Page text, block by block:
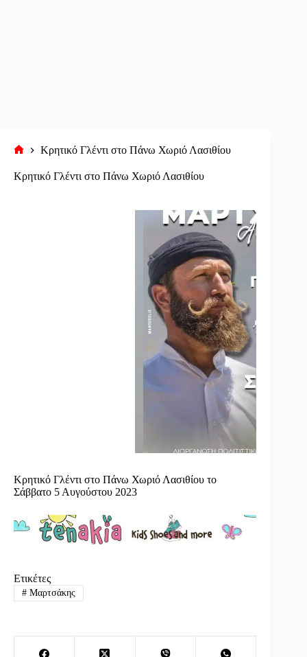
σελίδα
Κρητικό Γλέντι στο Πάνω Χωριό Λασιθίου
Κρητικό Γλέντι στο Πάνω Χωριό Λασιθίου
Κρητικό Γλέντι στο Πάνω Χωριό Λασιθίου το
Σάββατο 5 Αυγούστου 2023
Ετικέτες
#Μαρτσάκης